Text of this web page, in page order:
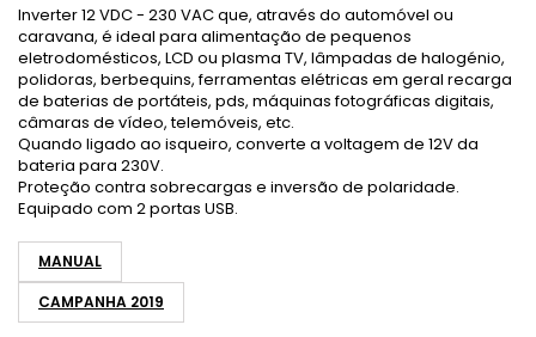
Inverter 12 VDC - 230 VAC que, através do automóvel ou
caravana, é ideal para alimentação de pequenos
eletrodomésticos, LCD ou plasma TV, lâmpadas de halogénio,
polidoras, berbequins, ferramentas elétricas em geral recarga
de baterias de portáteis, pds, máquinas fotográficas digitais,
câmaras de vídeo, telemóveis, etc.
Quando ligado ao isqueiro, converte a voltagem de 12V da
bateria para 230V.
Proteção contra sobrecargas e inversão de polaridade.
Equipado com 2 portas USB.
MANUAL
CAMPANHA 2019